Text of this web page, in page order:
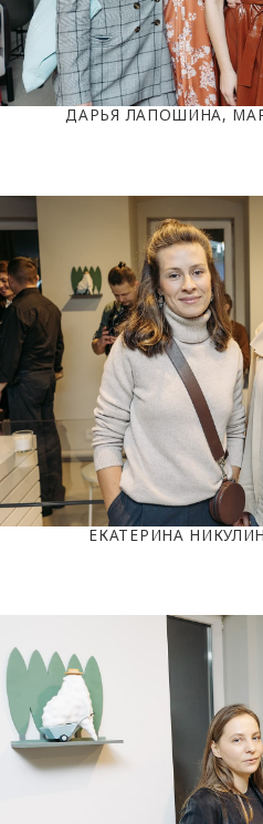
ДАРЬЯ ЛАПОШИНА,
ЕКАТЕРИНА